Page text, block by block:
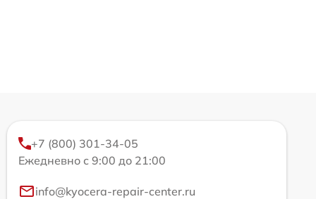
+7 (800) 301-34-05
Ежедневно с 9:00 до 21:00
info@kyocera-repair-center.ru